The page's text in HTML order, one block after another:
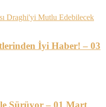
İyi Haber! – 03
Sürüyor – 01 Mart